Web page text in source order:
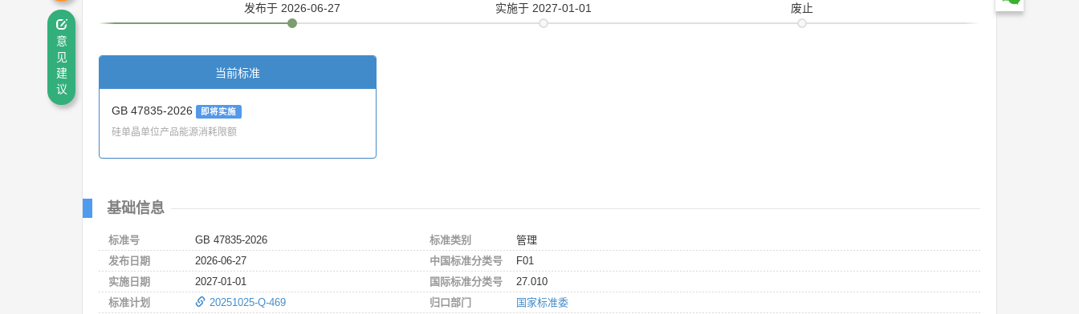
发布于 2026-06-27 实施于 2027-01-01 废止
当前标准
GB 47835-2026 即将实施
硅单晶单位产品能源消耗限额
基础信息
标准号
GB 47835-2026
发布日期
2026-06-27
实施日期
2027-01-01
标准计划
20251025-Q-469
标准类别
管理
中国标准分类号
F01
国际标准分类号
27.010
归口部门
国家标准委
意
见
建
议